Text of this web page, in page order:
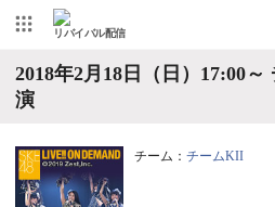
リバイバル配信
2018年2月18日（日）17:00
演
チーム： チームKII